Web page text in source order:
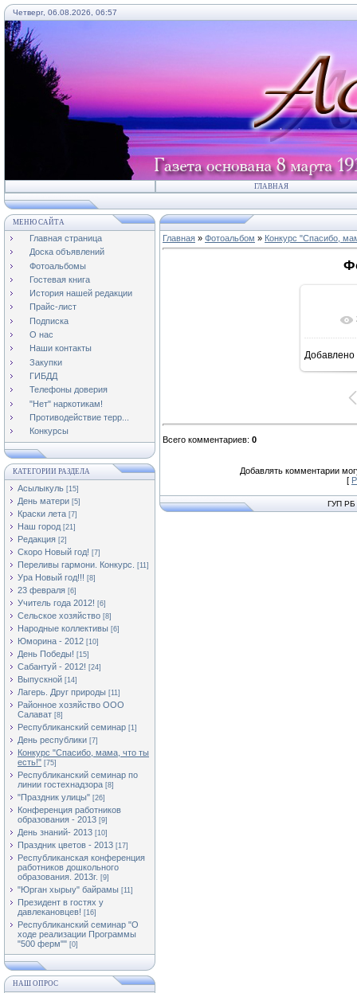
Четверг, 06.08.2026, 06:57
ГЛАВНАЯ
МЕНЮ САЙТА
Главная страница
Доска объявлений
Фотоальбомы
Гостевая книга
История нашей редакции
Прайс-лист
Подписка
О нас
Наши контакты
Закупки
ГИБДД
Телефоны доверия
"Нет" наркотикам!
Противодействие терр...
Конкурсы
КАТЕГОРИИ РАЗДЕЛА
Асылыкуль [15]
День матери [5]
Краски лета [7]
Наш город [21]
Редакция [2]
Скоро Новый год! [7]
Переливы гармони. Конкурс. [11]
Ура Новый год!!! [8]
23 февраля [6]
Учитель года 2012! [6]
Сельское хозяйство [8]
Народные коллективы [6]
Юморина - 2012 [10]
День Победы! [15]
Сабантуй - 2012! [24]
Выпускной [14]
Лагерь. Друг природы [11]
Районное хозяйство ООО
Салават [8]
Республиканский семинар [1]
День республики [7]
Конкурс "Спасибо, мама, что ты
есть!" [75]
Республиканский семинар по
линии гостехнадзора [8]
"Праздник улицы" [26]
Конференция работников
образования - 2013 [9]
День знаний- 2013 [10]
Праздник цветов - 2013 [17]
Республиканская конференция
работников дошкольного
образования. 2013г. [9]
"Юрган хырыу" байрамы [11]
Президент в гостях у
давлекановцев! [16]
Республиканский семинар "О
ходе реализации Программы
"500 ферм"" [0]
НАШ ОПРОС
Главная » Фотоальбом » Конкурс "Спасибо,
Добавлено
Всего комментариев: 0
Добавлять комментарии
[
ГУП РБ